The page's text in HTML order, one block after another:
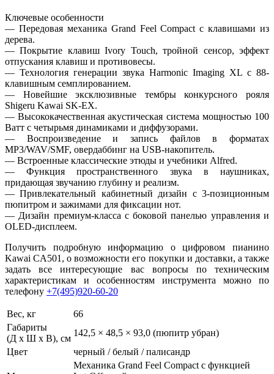
Ключевые особенности
— Передовая механика Grand Feel Compact с клавишами из
дерева.
— Покрытие клавиш Ivory Touch, тройной сенсор, эффект
отпускания клавиш и противовесы.
— Технология генерации звука Harmonic Imaging XL с 88-
клавишным семплированием.
— Новейшие эксклюзивные тембры конкурсного рояля
Shigeru Kawai SK-EX.
— Высококачественная акустическая система мощностью 100
Ватт с четырьмя динамиками и диффузорами.
— Воспроизведение и запись файлов в форматах
MP3/WAV/SMF, овердаббинг на USB-накопитель.
— Встроенные классические этюды и учебники Alfred.
— Функция пространственного звука в наушниках,
придающая звучанию глубину и реализм.
— Привлекательный кабинетный дизайн с 3-позиционным
пюпитром и зажимами для фиксации нот.
— Дизайн премиум-класса с боковой панелью управления и
OLED-дисплеем.
Получить подробную информацию о цифровом пианино
Kawai CA501, о возможности его покупки и доставки, а также
задать все интересующие вас вопросы по техническим
характеристикам и особенностям инструмента можно по
телефону +7(495)920-60-20
Вес, кг
66
Габариты
(Д х Ш х В), см
142,5 × 48,5 × 93,0 (пюпитр убран)
Цвет
черный / белый / палисандр
Механика Grand Feel Compact с функцией